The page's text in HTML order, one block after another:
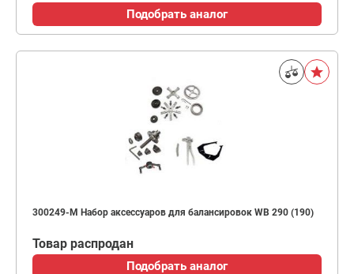
Подобрать аналог
300249-M Набор аксессуаров для балансировок WB 290 (190)
Товар распродан
Подобрать аналог